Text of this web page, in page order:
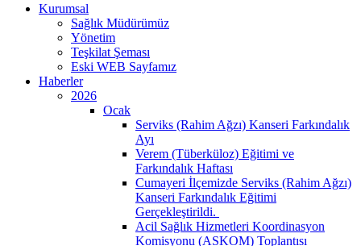
Kurumsal
Sağlık Müdürümüz
Yönetim
Teşkilat Şeması
Eski WEB Sayfamız
Haberler
2026
Ocak
Serviks (Rahim Ağzı) Kanseri Farkındalık
Ayı
Verem (Tüberküloz) Eğitimi ve
Farkındalık Haftası
Cumayeri İlçemizde Serviks (Rahim Ağzı)
Kanseri Farkındalık Eğitimi
Gerçekleştirildi. ​
Acil Sağlık Hizmetleri Koordinasyon
Komisyonu (ASKOM) Toplantısı